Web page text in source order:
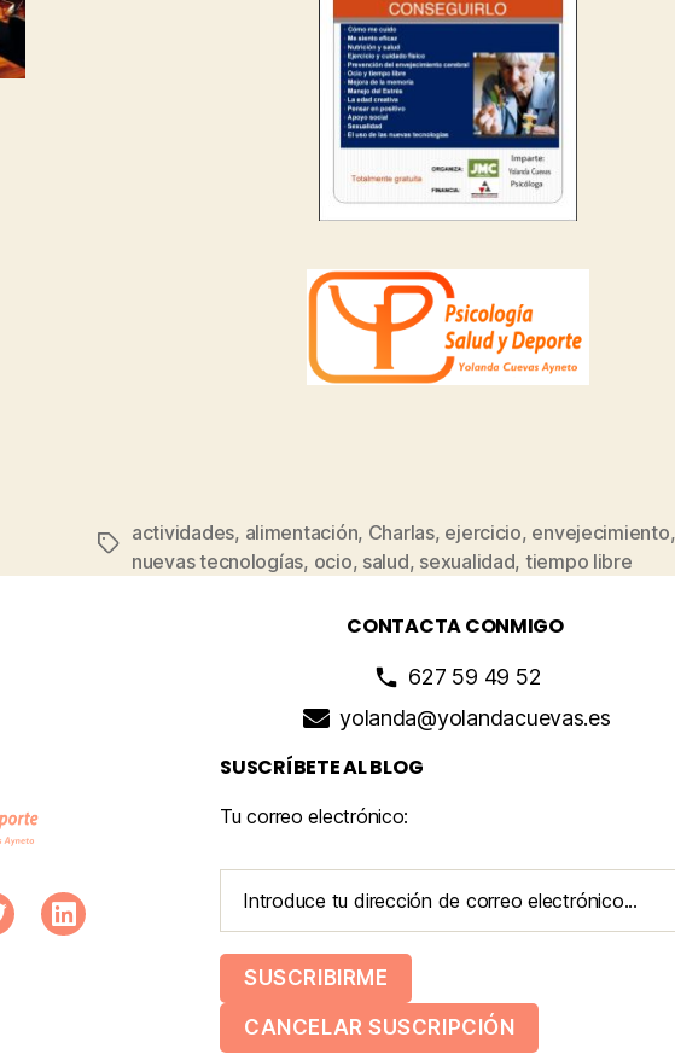
actividades, alimentación, Charlas, ejercicio, envejecimiento,
nuevas tecnologías, ocio, salud, sexualidad, tiempo libre
CONTACTA CONMIGO
627 59 49 52
yolanda@yolandacuevas.es
SUSCRÍBETE AL BLOG
Tu correo electrónico: